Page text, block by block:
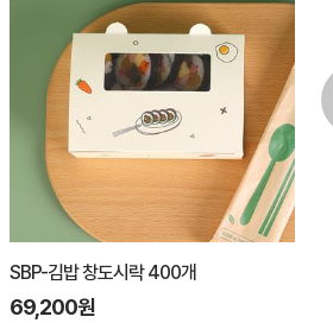
SBP-김밥 창도시락 400개
69,200원